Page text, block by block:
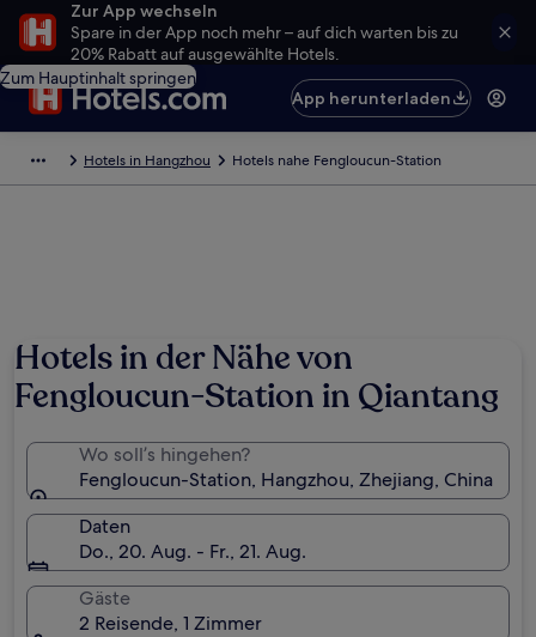
Zur App wechseln
Spare in der App noch mehr – auf dich warten bis zu
20% Rabatt auf ausgewählte Hotels.
Zum Hauptinhalt springen
App herunterladen
Hotels in Hangzhou Hotels nahe Fengloucun-Station
Hotels in der Nähe von
Fengloucun-Station in Qiantang
Wo soll’s hingehen?
Fengloucun-Station, Hangzhou, Zhejiang, China
Daten
Do., 20. Aug. - Fr., 21. Aug.
Gäste
2 Reisende, 1 Zimmer